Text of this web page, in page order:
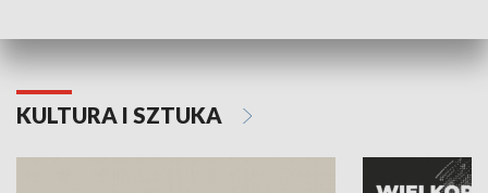
KULTURA I SZTUKA